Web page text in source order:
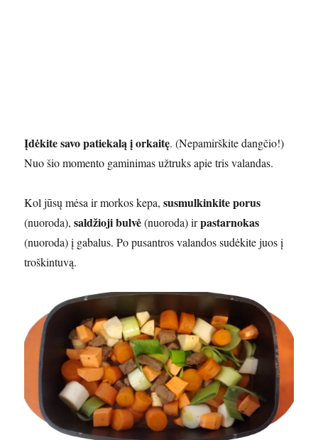
Įdėkite savo patiekalą į orkaitę. (Nepamirškite dangčio!)
Nuo šio momento gaminimas užtruks apie tris valandas.
Kol jūsų mėsa ir morkos kepa,susmulkinkite porus
(nuoroda),saldžioji bulvė(nuoroda) irpastarnokas
(nuoroda) į gabalus. Po pusantros valandos sudėkite juos į
troškintuvą.